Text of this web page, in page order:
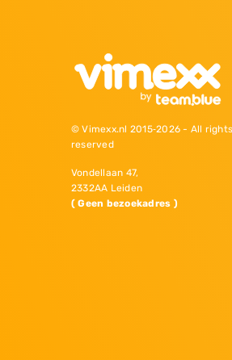
© Vimexx.nl 2015‐2026 - All rights
reserved
Vondellaan 47,
2332AA Leiden
( Geen bezoekadres )